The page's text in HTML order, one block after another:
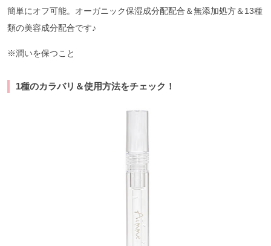
簡単にオフ可能。オーガニック保湿成分配配合＆無添加処方＆13種
類の美容成分配合です♪
※潤いを保つこと
1種のカラバリ＆使用方法をチェック！